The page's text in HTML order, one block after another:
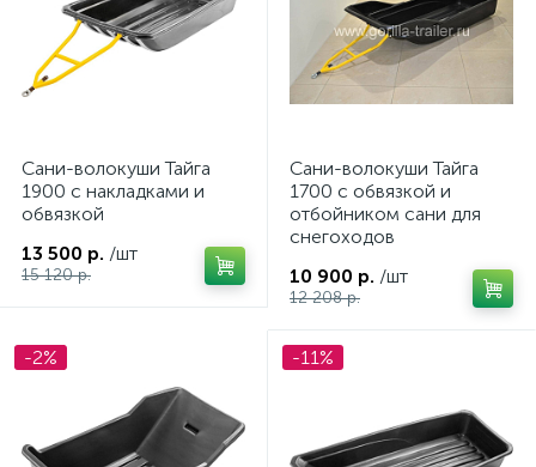
Сани-волокуши Тайга
1900 с накладками и
обвязкой
13 500 р. /шт
15 120 р.
Сани-волокуши Тайга
1700 с обвязкой и
отбойником сани для
снегоходов
10 900 р. /шт
12 208 р.
-2% -11%